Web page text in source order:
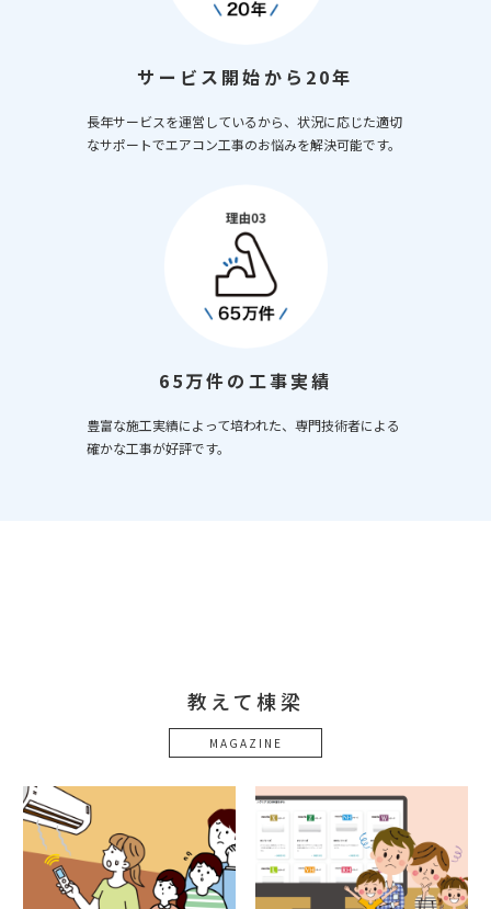
サービス開始から20年
長年サービスを運営しているから、状況に応じた適切
なサポートでエアコン工事のお悩みを解決可能です。
65万件の工事実績
豊富な施工実績によって培われた、専門技術者による
確かな工事が好評です。
教えて棟梁
MAGAZINE